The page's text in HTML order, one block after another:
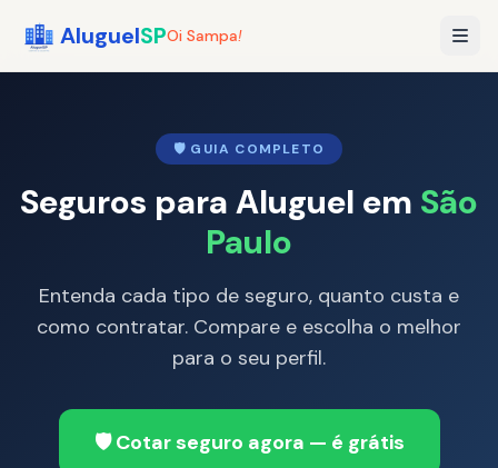
AluguelSPOi Sampa!
🛡️ GUIA COMPLETO
Seguros para Aluguel em São
Paulo
Entenda cada tipo de seguro, quanto custa e
como contratar. Compare e escolha o melhor
para o seu perfil.
🛡️ Cotar seguro agora — é grátis